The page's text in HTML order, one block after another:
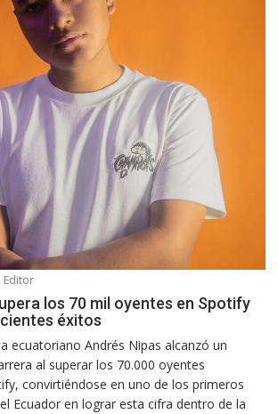
Editor
los 70 mil oyentes en Spotify
éxitos
ecuatoriano Andrés Nipas alcanzó un
al superar los 70.000 oyentes
convirtiéndose en uno de los primeros
Ecuador en lograr esta cifra dentro de la